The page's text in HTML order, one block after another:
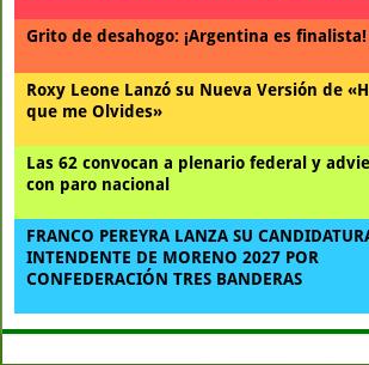
Grito de desahogo: ¡Argentina es finalista!
Roxy Leone Lanzó su Nueva Versión de
que me Olvides»
Las 62 convocan a plenario federal y
con paro nacional
FRANCO PEREYRA LANZA SU
INTENDENTE DE MORENO 2027 POR
CONFEDERACIÓN TRES BANDERAS